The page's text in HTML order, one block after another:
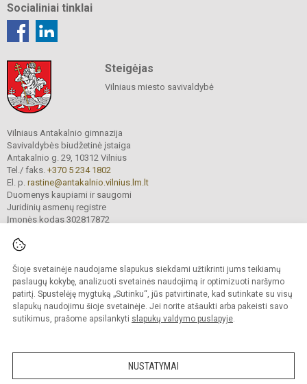
Šioje svetainėje naudojame slapukus siekdami užtikrinti jums teikiamų
paslaugų kokybę, analizuoti svetainės naudojimą ir optimizuoti naršymo
patirtį. Spustelėję mygtuką „Sutinku“, jūs patvirtinate, kad sutinkate su visų
slapukų naudojimu šioje svetainėje. Jei norite atšaukti arba pakeisti savo
sutikimus, prašome apsilankyti slapukų valdymo puslapyje.
NUSTATYMAI
Socialiniai tinklai
Steigėjas
Vilniaus miesto savivaldybė
Vilniaus Antakalnio gimnazija
Savivaldybės biudžetinė įstaiga
Antakalnio g. 29, 10312 Vilnius
Tel./ faks. +370 5 234 1802
El. p. rastine@antakalnio.vilnius.lm.lt
Duomenys kaupiami ir saugomi
Juridinių asmenų registre
Įmonės kodas 302817872
© 2026. Vilniaus Antakalnio gimnazija. Visos teisės saugomos.
Kopijuoti turinį be raštiško gimnazijos sutikimo griežtai draudžiama.
Versija neįgaliesiems Slapukų valdymas